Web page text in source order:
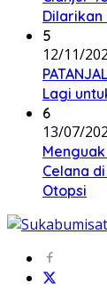
Dilarikan
5
12/11/
Lagi
6
13/07/
Celana
Otopsi